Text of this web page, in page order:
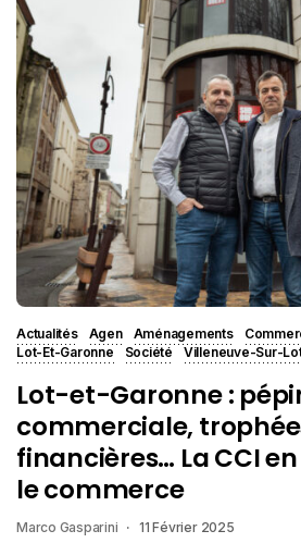
Actualités Agen Aménagements
Lot-Et-Garonne
Société Villeneuve-Sur-
Lot-et-Garonne :
commerciale,
financières… La CCI
le commerce
Marco Gasparini 11 Février 2025